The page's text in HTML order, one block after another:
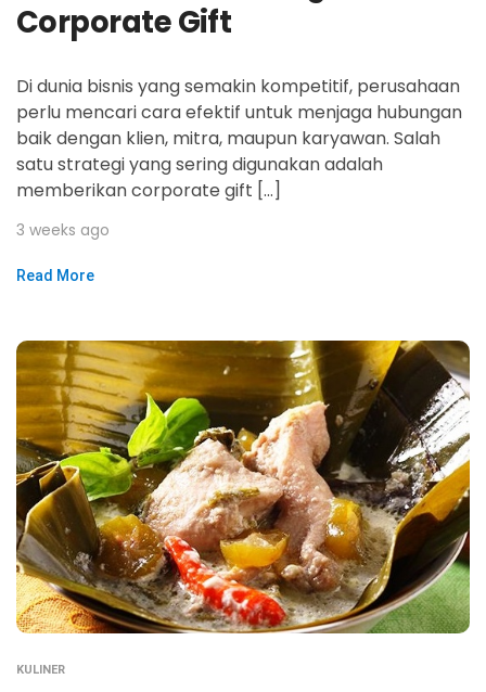
Corporate Gift
Di dunia bisnis yang semakin kompetitif, perusahaan
perlu mencari cara efektif untuk menjaga hubungan
baik dengan klien, mitra, maupun karyawan. Salah
satu strategi yang sering digunakan adalah
memberikan corporate gift […]
3 weeks ago
Read More
KULINER